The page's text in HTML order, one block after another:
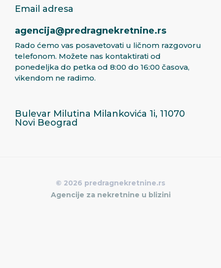
Email adresa
agencija@predragnekretnine.rs
Rado ćemo vas posavetovati u ličnom razgovoru
telefonom. Možete nas kontaktirati od
ponedeljka do petka od 8:00 do 16:00 časova,
vikendom ne radimo.
Bulevar Milutina Milankovića 1i, 11070
Novi Beograd
© 2026 predragnekretnine.rs
Agencije za nekretnine u blizini